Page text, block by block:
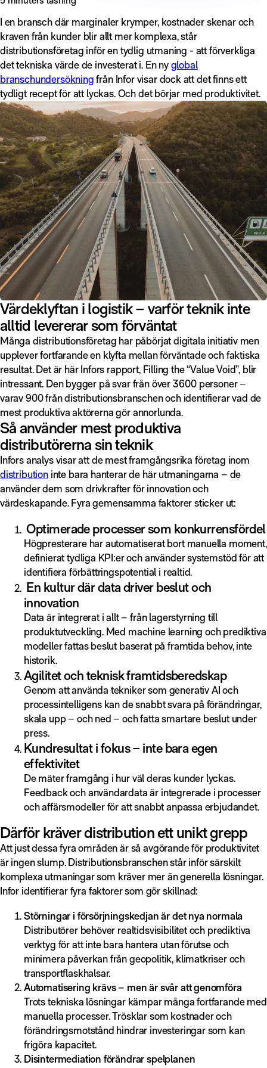
I en bransch där marginaler krymper, kostnader skenar och
kraven från kunder blir allt mer komplexa, står
distributionsföretag inför en tydlig utmaning - att förverkliga
det tekniska värde de investerat i. En nyglobal
branschundersökningfrån Infor visar dock att det finns ett
tydligt recept för att lyckas. Och det börjar med produktivitet.
Värdeklyftan i logistik – varför teknik inte
alltid levererar som förväntat
Många distributionsföretag har påbörjat digitala initiativ men
upplever fortfarande en klyfta mellan förväntade och faktiska
resultat. Det är här Infors rapport, Filling the “Value Void”, blir
intressant. Den bygger på svar från över 3 600 personer –
varav 900 från distributionsbranschen och identifierar vad de
mest produktiva aktörerna gör annorlunda.
Så använder mest produktiva
distributörerna sin teknik
Infors analys visar att de mest framgångsrika företag inom
distributioninte bara hanterar de här utmaningarna – de
använder dem som drivkrafter för innovation och
värdeskapande. Fyra gemensamma faktorer sticker ut:
Optimerade processer som konkurrensfördel
Högpresterare har automatiserat bort manuella moment,
definierat tydliga KPI:er och använder systemstöd för att
identifiera förbättringspotential i realtid.
En kultur där data driver beslut och
innovation
Data är integrerat i allt – från lagerstyrning till
produktutveckling. Med machine learning och prediktiva
modeller fattas beslut baserat på framtida behov, inte
historik.
Agilitet och teknisk framtidsberedskap
Genom att använda tekniker som generativ AI och
processintelligens kan de snabbt svara på förändringar,
skala upp – och ned – och fatta smartare beslut under
press.
Kundresultat i fokus – inte bara egen
effektivitet
De mäter framgång i hur väl deras kunder lyckas.
Feedback och användardata är integrerade i processer
och affärsmodeller för att snabbt anpassa erbjudandet.
Därför kräver distribution ett unikt grepp
Att just dessa fyra områden är så avgörande för produktivitet
är ingen slump. Distributionsbranschen står inför särskilt
komplexa utmaningar som kräver mer än generella lösningar.
Infor identifierar fyra faktorer som gör skillnad:
Störningar i försörjningskedjan är det nya normala
Distributörer behöver realtidsvisibilitet och prediktiva
verktyg för att inte bara hantera utan förutse och
minimera påverkan från geopolitik, klimatkriser och
transportflaskhalsar.
Automatisering krävs – men är svår att genomföra
Trots tekniska lösningar kämpar många fortfarande med
manuella processer. Trösklar som kostnader och
förändringsmotstånd hindrar investeringar som kan
frigöra kapacitet.
Disintermediation förändrar spelplanen